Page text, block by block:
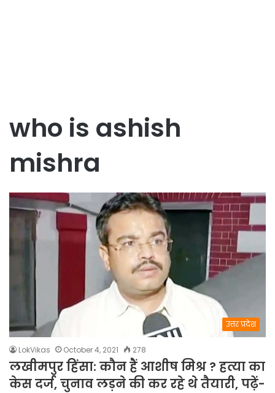
who is ashish
mishra
उत्तर प्रदेश
LokVikas October 4, 2021 278
लखीमपुर हिंसा: कौन हैं आशीष मिश्र ? हत्या का
केस दर्ज, चुनाव लड़ने की कर रहे थे तैयारी, पढ़ें-